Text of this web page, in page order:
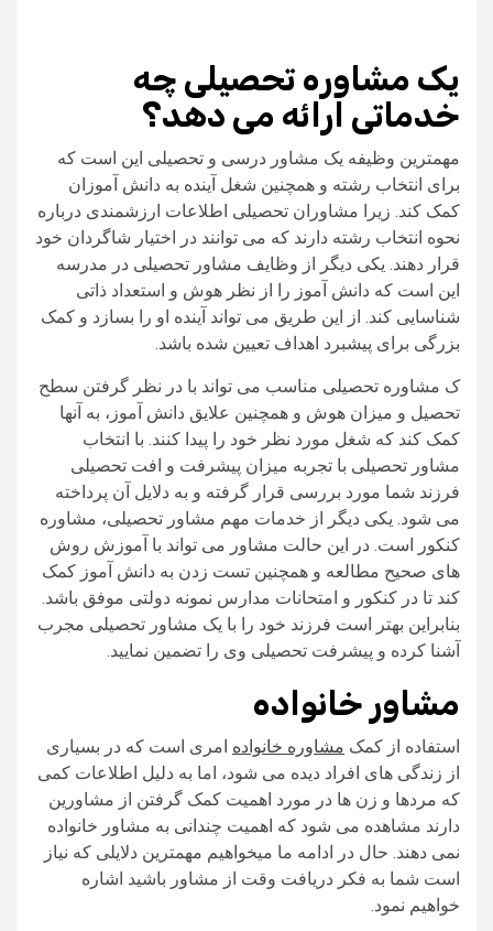
یک مشاوره تحصیلی چه
خدماتی ارائه می دهد؟
مهمترین وظیفه یک مشاور درسی و تحصیلی این است که
برای انتخاب رشته و همچنین شغل آینده به دانش آموزان
کمک کند. زیرا مشاوران تحصیلی اطلاعات ارزشمندی درباره
نحوه انتخاب رشته دارند که می توانند در اختیار شاگردان خود
قرار دهند. یکی دیگر از وظایف مشاور تحصیلی در مدرسه
این است که دانش آموز را از نظر هوش و استعداد ذاتی
شناسایی کند. از این طریق می تواند آینده او را بسازد و کمک
بزرگی برای پیشبرد اهداف تعیین شده باشد.
ک مشاوره تحصیلی مناسب می تواند با در نظر گرفتن سطح
تحصیل و میزان هوش و همچنین علایق دانش آموز، به آنها
کمک کند که شغل مورد نظر خود را پیدا کنند. با انتخاب
مشاور تحصیلی با تجربه میزان پیشرفت و افت تحصیلی
فرزند شما مورد بررسی قرار گرفته و به دلایل آن پرداخته
می شود. یکی دیگر از خدمات مهم مشاور تحصیلی، مشاوره
کنکور است. در این حالت مشاور می تواند با آموزش روش
های صحیح مطالعه و همچنین تست زدن به دانش آموز کمک
کند تا در کنکور و امتحانات مدارس نمونه دولتی موفق باشد.
بنابراین بهتر است فرزند خود را با یک مشاور تحصیلی مجرب
آشنا کرده و پیشرفت تحصیلی وی را تضمین نمایید.
مشاور خانواده
استفاده از کمک مشاوره خانواده امری است که در بسیاری
از زندگی های افراد دیده می شود، اما به دلیل اطلاعات کمی
که مردها و زن ها در مورد اهمیت کمک گرفتن از مشاورین
دارند مشاهده می شود که اهمیت چندانی به مشاور خانواده
نمی دهند. حال در ادامه ما میخواهیم مهمترین دلایلی که نیاز
است شما به فکر دریافت وقت از مشاور باشید اشاره
خواهیم نمود.